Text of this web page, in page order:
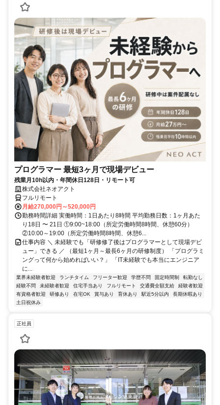
プログラマー 最短3ヶ月で現場デビュー
残業月10h以内・年間休日128日・リモート可
株式会社ネオアクト
フルリモート
月給270,000円～520,000円
勤務時間詳細 実働時間：1日あたり8時間 平均勤務日数：1ヶ月あた
り18日 〜 21日 ①9:00~18:00（所定労働時間8時間、休憩60分）
②10:00～19:00（所定労働時間8時間、休憩6...
仕事内容 ＼ 未経験でも「研修修了後はプログラマーとして現場デビ
ュー」できる ／ （最短1ヶ月～最長6ヶ月の研修制度） 「プログラミ
ングって何から始めればいい？」 「IT未経験でも本当にエンジニア
に...
業界未経験者歓迎 ランチタイム フリーター歓迎 学歴不問 固定時間制
転勤なし
経験不問
未経験者歓迎 住宅手当あり フルリモート 交通費全額支給
経験者歓迎
有資格者歓迎
研修あり 在宅OK 賞与あり 育休あり 駅近5分以内
長期休暇あり
土日祝休み
正社員